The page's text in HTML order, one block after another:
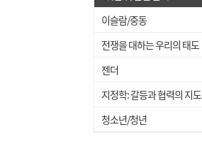
이슬람/중동
전쟁을 대하는 우리의 태도
젠더
지정학: 갈등과 협력의 지도
청소년/청년